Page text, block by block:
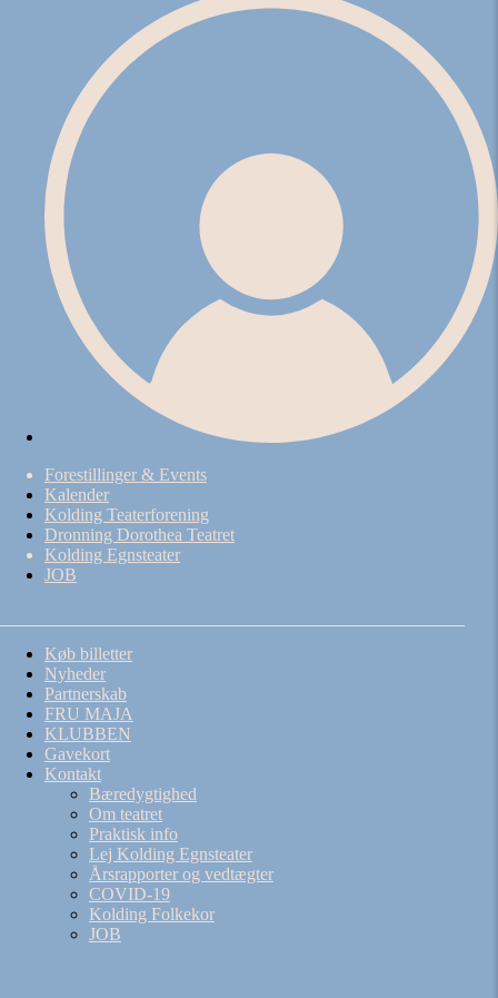
Forestillinger & Events
Kalender
Kolding Teaterforening
Dronning Dorothea Teatret
Kolding Egnsteater
JOB
Køb billetter
Nyheder
Partnerskab
FRU MAJA
KLUBBEN
Gavekort
Kontakt
Bæredygtighed
Om teatret
Praktisk info
Lej Kolding Egnsteater
Årsrapporter og vedtægter
COVID-19
Kolding Folkekor
JOB